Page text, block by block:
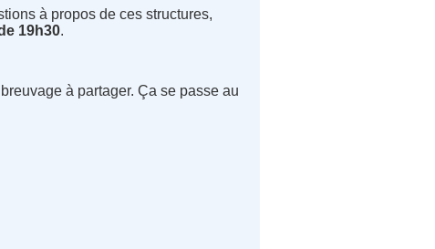
à propos de ces structures,
19h30.
à partager. Ça se passe au